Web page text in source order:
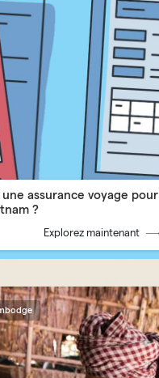
assurance voyage pour
?
Explorez maintenant